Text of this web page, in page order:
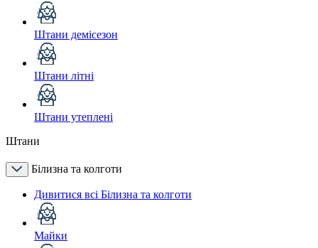
Штани демісезон
Штани літні
Штани утеплені
Штани
Білизна та колготи
Дивитися всі Білизна та колготи
Майки